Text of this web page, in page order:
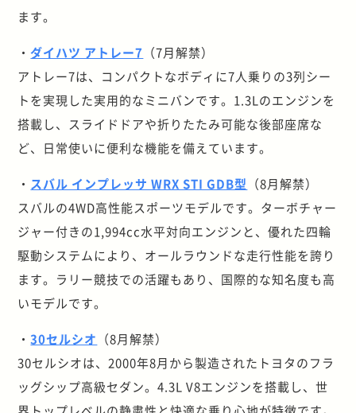
ます。
・ダイハツ アトレー7 （7月解禁）
アトレー7は、コンパクトなボディに7人乗りの3列シー
トを実現した実用的なミニバンです。1.3Lのエンジンを
搭載し、スライドドアや折りたたみ可能な後部座席な
ど、日常使いに便利な機能を備えています。
・ スバル インプレッサ WRX STI GDB型 （8月解禁）
スバルの4WD高性能スポーツモデルです。ターボチャー
ジャー付きの1,994cc水平対向エンジンと、優れた四輪
駆動システムにより、オールラウンドな走行性能を誇り
ます。ラリー競技での活躍もあり、国際的な知名度も高
いモデルです。
・30セルシオ （8月解禁）
30セルシオは、2000年8月から製造されたトヨタのフラ
ッグシップ高級セダン。4.3L V8エンジンを搭載し、世